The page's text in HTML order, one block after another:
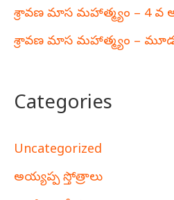
శ్రావణ మాస మహాత్మ్యం – 4 వ
శ్రావణ మాస మహాత్మ్యం –
Categories
Uncategorized
అయ్యప్ప స్తోత్రాలు